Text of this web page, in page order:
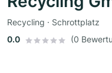
Recycling · Schrottplatz
0.0
(0